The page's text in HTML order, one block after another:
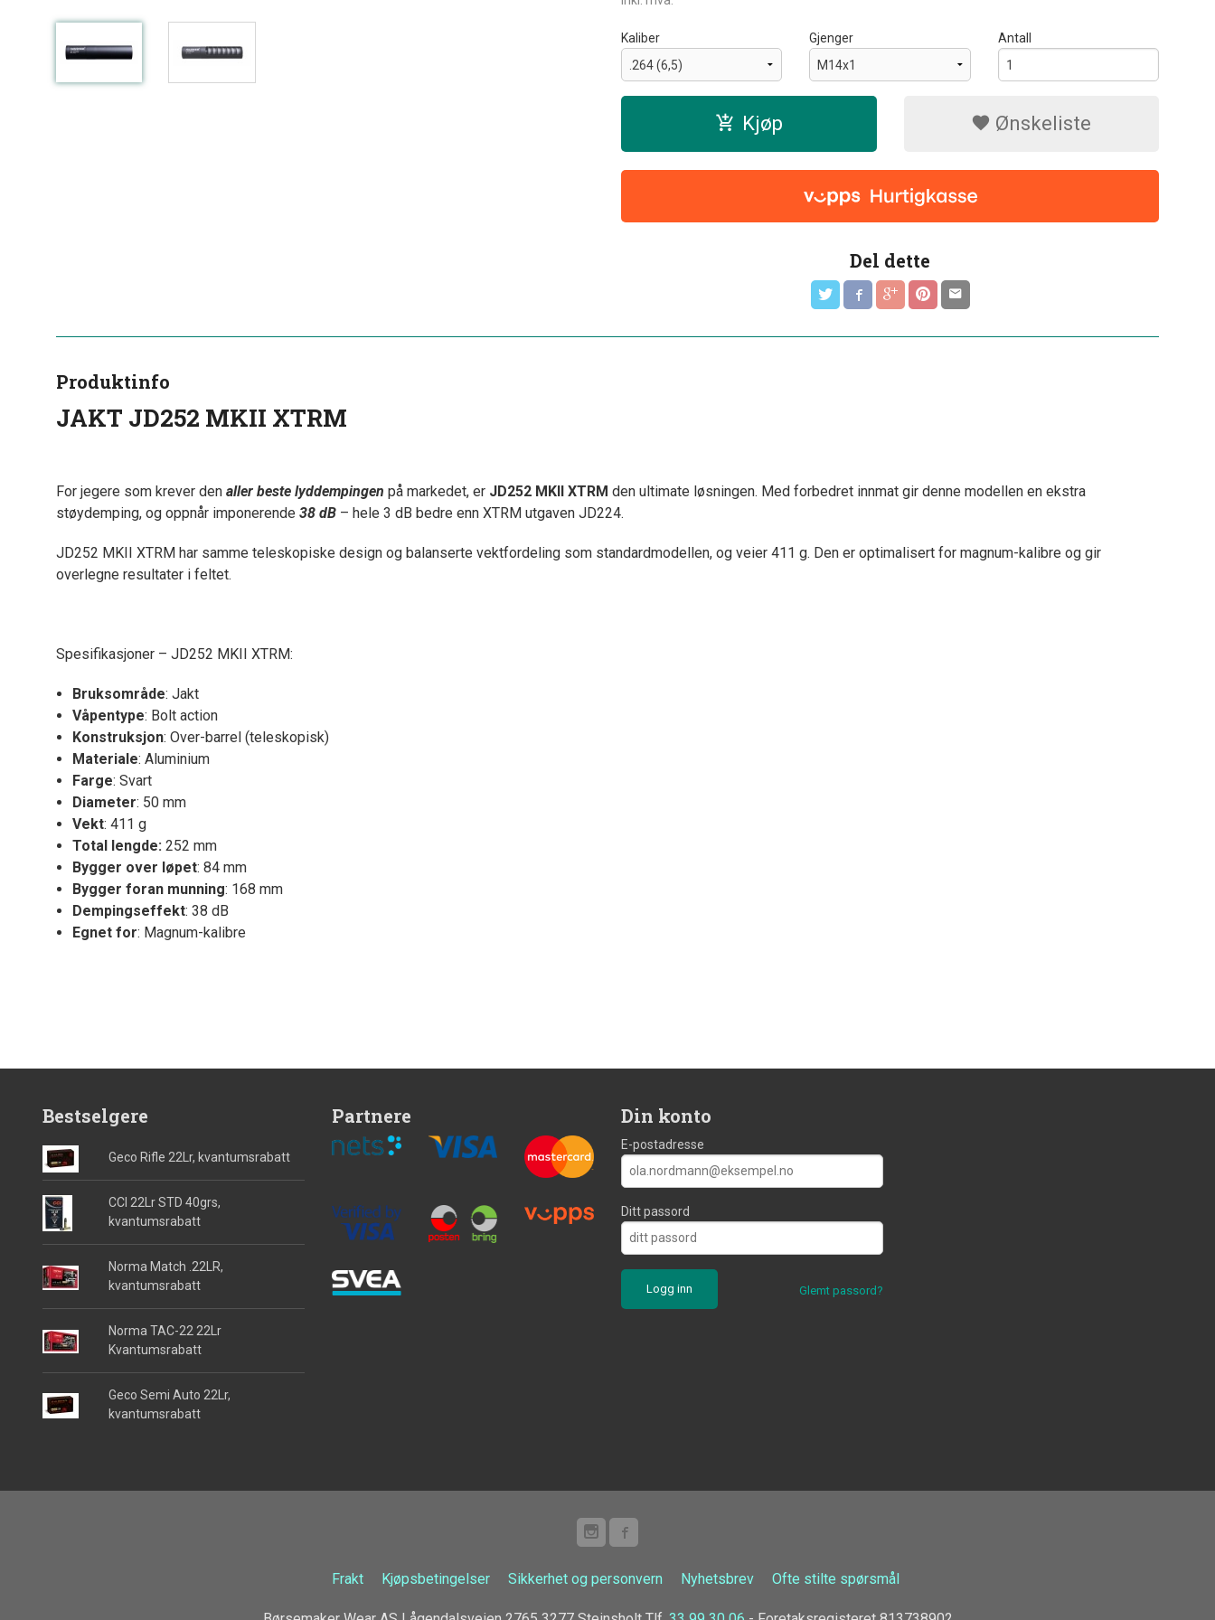
Kaliber Gjenger Antall
Kjøp Ønskeliste
Del dette
Produktinfo
JAKT JD252 MKII XTRM
For jegere som krever den aller beste lyddempingen på markedet, er JD252 MKII XTRM den ultimate løsningen. Med forbedret innmat gir denne modellen en ekstra
støydemping, og oppnår imponerende 38 dB – hele 3 dB bedre enn XTRM utgaven JD224.
JD252 MKII XTRM har samme teleskopiske design og balanserte vektfordeling som standardmodellen, og veier 411 g. Den er optimalisert for magnum-kalibre og gir
overlegne resultater i feltet.
Spesifikasjoner – JD252 MKII XTRM:
Bruksområde: Jakt
Våpentype: Bolt action
Konstruksjon: Over-barrel (teleskopisk)
Materiale: Aluminium
Farge: Svart
Diameter: 50 mm
Vekt: 411 g
Total lengde:252 mm
Bygger over løpet: 84 mm
Bygger foran munning: 168 mm
Dempingseffekt: 38 dB
Egnet for: Magnum-kalibre
Bestselgere
Geco Rifle 22Lr, kvantumsrabatt
CCI 22Lr STD 40grs,
kvantumsrabatt
Norma Match .22LR,
kvantumsrabatt
Norma TAC-22 22Lr
Kvantumsrabatt
Geco Semi Auto 22Lr,
kvantumsrabatt
Partnere Din konto
E-postadresse
Ditt passord
Glemt passord?
Frakt Kjøpsbetingelser Sikkerhet og personvern Nyhetsbrev Ofte stilte spørsmål